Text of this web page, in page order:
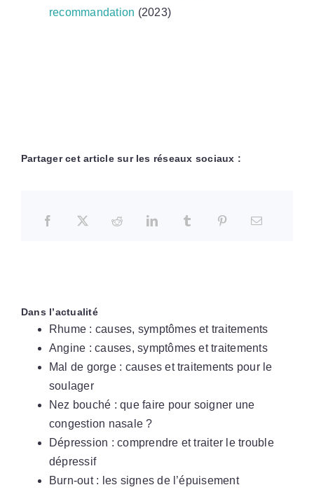
recommandation (2023)
Partager cet article sur les réseaux sociaux :
Dans l’actualité
Rhume : causes, symptômes et traitements
Angine : causes, symptômes et traitements
Mal de gorge : causes et traitements pour le
soulager
Nez bouché : que faire pour soigner une
congestion nasale ?
Dépression : comprendre et traiter le trouble
dépressif
Burn-out : les signes de l’épuisement